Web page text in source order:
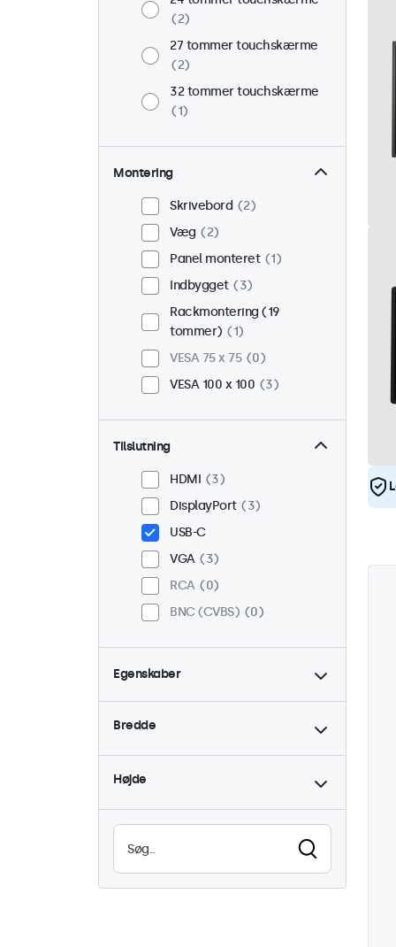
2
27 tommer touchskærme
2
32 tommer touchskærme
1
Montering
Skrivebord
2
Væg
2
Panel monteret
1
Indbygget
3
Rackmontering (19
tommer)
1
VESA 75 x 75
0
VESA 100 x 100
3
Tilslutning
HDMI
3
DisplayPort
3
USB-C
VGA
3
RCA
0
BNC (CVBS)
0
Egenskaber
4:3 / 5:4
1
Dæmpbar
3
Læsbar i sollys
1
24/7 brug
3
Bredde
Højde